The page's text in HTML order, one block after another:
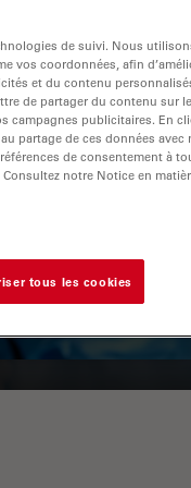
de suivi. Nous
vos coordonnées, afin
et du contenu
de partager du contenu sur
campagnes publicitaires. En
partage de ces données avec
de consentement à
notre Notice en
tous les cookies